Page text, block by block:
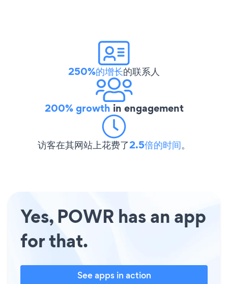
250%的增长的联系人
200% growth in engagement
访客在其网站上花费了2.5倍的时间。
Yes, POWR has an app
for that.
See apps in action